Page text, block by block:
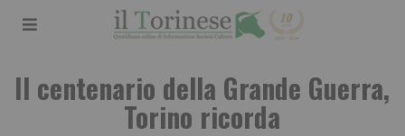
Il centenario della Grande Guerra,
Torino ricorda